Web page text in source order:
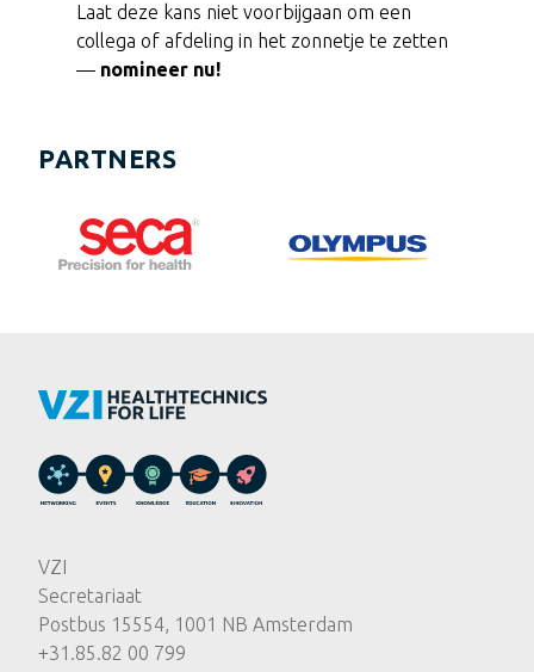
Laat deze kans niet voorbijgaan om een
collega of afdeling in het zonnetje te zetten
— nomineer nu!
PARTNERS
VZI
Secretariaat
Postbus 15554, 1001 NB Amsterdam
+31.85.82 00 799